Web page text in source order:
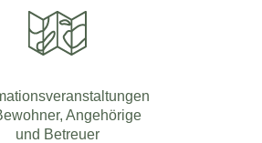
Angehörige
und Betreuer